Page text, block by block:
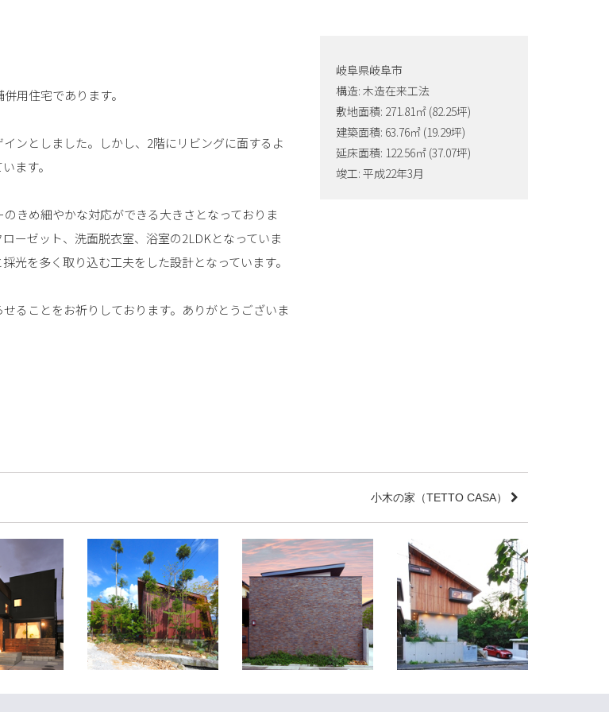
岐阜県岐阜市
構造: 木造在来工法
敷地面積: 271.81㎡ (82.25坪)
建築面積: 63.76㎡ (19.29坪)
延床面積: 122.56㎡ (37.07坪)
竣工: 平成22年3月
用住宅であります。
ンとしました。しかし、2階にリビングに面するよ
ます。
きめ細やかな対応ができる大きさとなっておりま
ーゼット、洗面脱衣室、浴室の2LDKとなっていま
光を多く取り込む工夫をした設計となっています。
ることをお祈りしております。ありがとうございま
小木の家（TETTO CASA）
らす家
古屋市
造園家の家
富山県富山市
Bon Voyage
愛知県名古屋市
東山の家
愛知県日進市